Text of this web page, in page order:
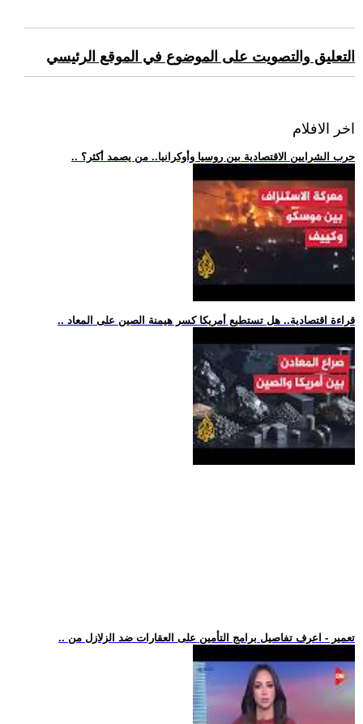
التعليق والتصويت على الموضوع في الموقع الرئيسي
اخر الافلام
.. حرب الشرايين الاقتصادية بين روسيا وأوكرانيا.. من يصمد أكثر؟
.. قراءة اقتصادية.. هل تستطيع أمريكا كسر هيمنة الصين على المعاد
.. تعمير - اعرف تفاصيل برامج التأمين على العقارات ضد الزلازل من